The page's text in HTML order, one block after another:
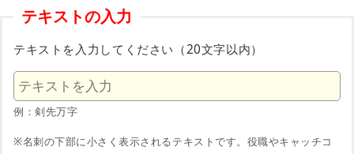
テキストの入力
テキストを入力してください（20文字以内）
例：剣先万字
※名刺の下部に小さく表示されるテキストです。役職やキャッチコ